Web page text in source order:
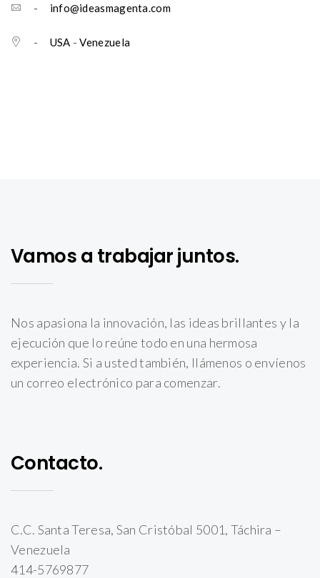
- info@ideasmagenta.com
- USA -Venezuela
Vamos a trabajar juntos.
Nos apasiona la innovación, las ideas brillantes y la
ejecución que lo reúne todo en una hermosa
experiencia. Si a usted también, llámenos o envíenos
un correo electrónico para comenzar.
Contacto.
C.C. Santa Teresa, San Cristóbal 5001, Táchira –
Venezuela
414-5769877